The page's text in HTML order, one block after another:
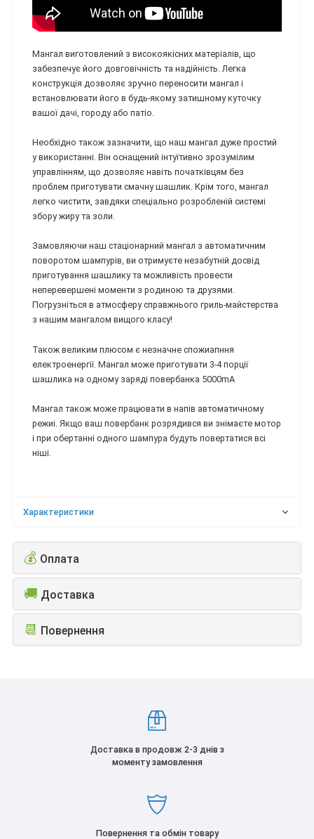
Мангал виготовлений з високоякісних матеріалів, що
забезпечує його довговічність та надійність. Легка
конструкція дозволяє зручно переносити мангал і
встановлювати його в будь-якому затишному куточку
вашої дачі, городу або патіо.
Необхідно також зазначити, що наш мангал дуже простий
у використанні. Він оснащений інтуїтивно зрозумілим
управлінням, що дозволяє навіть початківцям без
проблем приготувати смачну шашлик. Крім того, мангал
легко чистити, завдяки спеціально розробленій системі
збору жиру та золи.
Замовляючи наш стаціонарний мангал з автоматичним
поворотом шампурів, ви отримуєте незабутній досвід
приготування шашлику та можливість провести
неперевершені моменти з родиною та друзями.
Погрузніться в атмосферу справжнього гриль-майстерства
з нашим мангалом вищого класу!
Також великим плюсом є незначне спожиапння
електроенергії. Мангал може приготувати 3-4 порції
шашлика на одному заряді повербанка 5000mA
Мангал також може працювати в напів автоматичному
режиі. Якщо ваш повербанк розрядився ви знімаєте мотор
і при обертанні одного шампура будуть повертатися всі
ніші.
Характеристики
💰 Оплата
🚚 Доставка
📆 Повернення
Доставка в продовж 2-3 днів з
моменту замовлення
Повернення та обмін товару